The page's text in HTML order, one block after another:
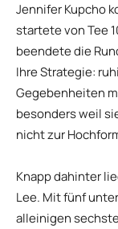
Jennifer Kupcho
startete von Tee
beendete die
Ihre Strategie:
Gegebenheiten
besonders weil
nicht zur
Knapp dahinter
Lee. Mit fünf
alleinigen